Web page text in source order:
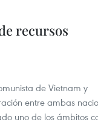
recursos
de Vietnam y
entre ambas
uno de los ámbitos